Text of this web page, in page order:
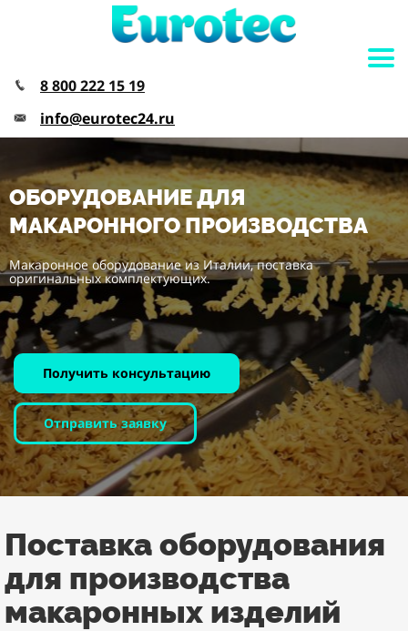
8 800 222 15 19
info@eurotec24.ru
ОБОРУДОВАНИЕ ДЛЯ
МАКАРОННОГО ПРОИЗВОДСТВА
Макаронное оборудование из Италии, поставка
оригинальных комплектующих.
Получить консультацию
Отправить заявку
Поставка оборудования
для производства
макаронных изделий